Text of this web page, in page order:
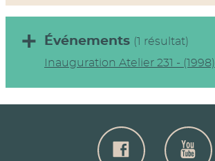
Événements (1 résultat)
Inauguration Atelier 231 - (1998)